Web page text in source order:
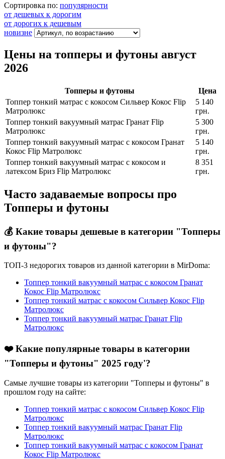
Сортировка по: популярности
от дешевых к дорогим
от дорогих к дешевым
новизне
Цены на топперы и футоны август
2026
Топперы и футоны
Цена
Топпер тонкий матрас с кокосом Сильвер Кокос Flip
Матролюкс
5 140
грн.
Топпер тонкий вакуумный матрас Гранат Flip
Матролюкс
5 300
грн.
Топпер тонкий вакуумный матрас с кокосом Гранат
Кокос Flip Матролюкс
5 140
грн.
Топпер тонкий вакуумный матрас с кокосом и
латексом Бриз Flip Матролюкс
8 351
грн.
Часто задаваемые вопросы про
Топперы и футоны
💰 Какие товары дешевые в категории "Топперы
и футоны"?
ТОП-3 недорогих товаров из данной категории в MirDoma:
Топпер тонкий вакуумный матрас с кокосом Гранат
Кокос Flip Матролюкс
Топпер тонкий матрас с кокосом Сильвер Кокос Flip
Матролюкс
Топпер тонкий вакуумный матрас Гранат Flip
Матролюкс
❤️ Какие популярные товары в категории
"Топперы и футоны" 2025 году'?
Самые лучшие товары из категории "Топперы и футоны" в
прошлом году на сайте:
Топпер тонкий матрас с кокосом Сильвер Кокос Flip
Матролюкс
Топпер тонкий вакуумный матрас Гранат Flip
Матролюкс
Топпер тонкий вакуумный матрас с кокосом Гранат
Кокос Flip Матролюкс